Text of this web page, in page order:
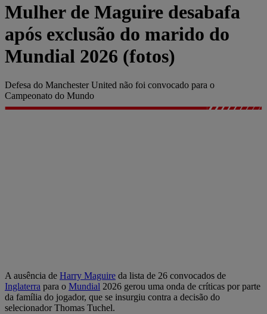
Mulher de Maguire desabafa
após exclusão do marido do
Mundial 2026 (fotos)
Defesa do Manchester United não foi convocado para o
Campeonato do Mundo
A ausência de Harry Maguire da lista de 26 convocados de
Inglaterra para o Mundial 2026 gerou uma onda de críticas por parte
da família do jogador, que se insurgiu contra a decisão do
selecionador Thomas Tuchel.